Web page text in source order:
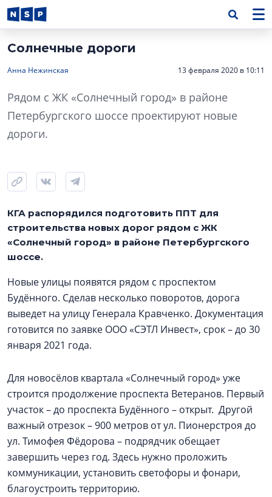
Солнечные дороги
Анна Нежинская 13 февраля 2020 в 10:11
Рядом с ЖК «Солнечный город» в районе
Петербургского шоссе проектируют новые
дороги.
КГА распорядился подготовить ППТ для
строительства новых дорог рядом с ЖК
«Солнечный город» в районе Петербургского
шоссе.
Новые улицы появятся рядом с проспектом
Будённого. Сделав несколько поворотов, дорога
выведет на улицу Генерала Кравченко. Документация
готовится по заявке ООО «СЭТЛ Инвест», срок – до 30
января 2021 года.
Для новосёлов квартала «Солнечный город» уже
строится продолжение проспекта Ветеранов. Первый
участок – до проспекта Будённого – открыт. Другой
важный отрезок – 900 метров от ул. Пионерстроя до
ул. Тимофея Фёдорова – подрядчик обещает
завершить через год. Здесь нужно проложить
коммуникации, установить светофоры и фонари,
благоустроить территорию.